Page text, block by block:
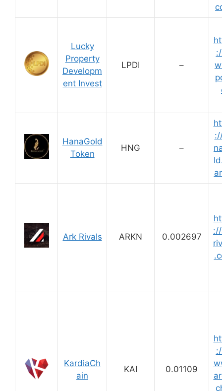
Lucky
Property
Developm
ent Invest
LPDI –
HanaGold
Token
HNG –
Ark Rivals ARKN 0.002697
KardiaCh
ain
KAI 0.01109